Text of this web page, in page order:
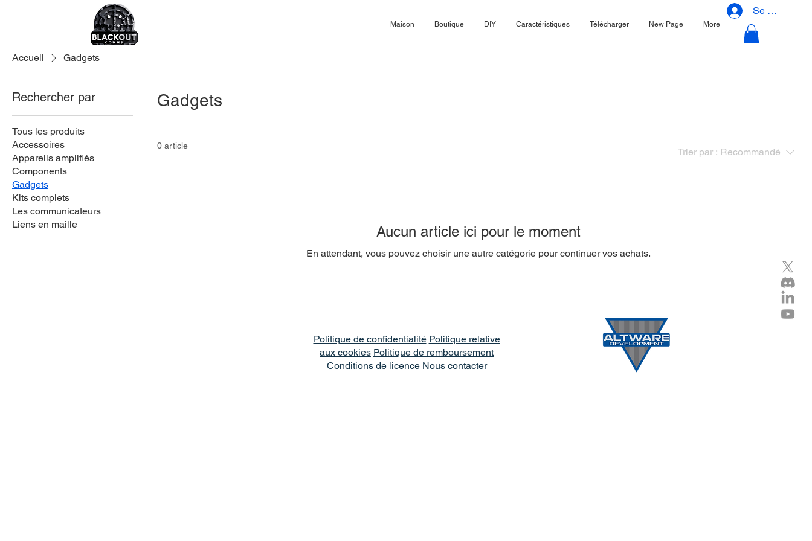
Maison Boutique DIY Caractéristiques Télécharger New Page More
Se connecter
Accueil Gadgets
Rechercher par
Tous les produits
Accessoires
Appareils amplifiés
Components
Gadgets
Kits complets
Les communicateurs
Liens en maille
Gadgets
0 article
Trier par : Recommandé
Aucun article ici pour le moment
En attendant, vous pouvez choisir une autre catégorie pour continuer vos achats.
Politique de confidentialité Politique relative
aux cookies Politique de remboursement
Conditions de licence Nous contacter